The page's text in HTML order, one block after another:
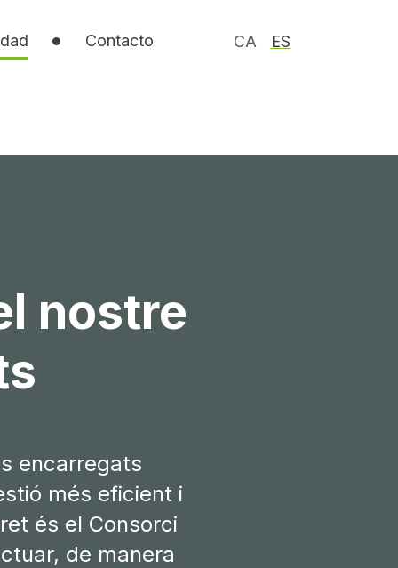
Contacto CA ES
nostre
encarregats
més eficient i
és el Consorci
de manera